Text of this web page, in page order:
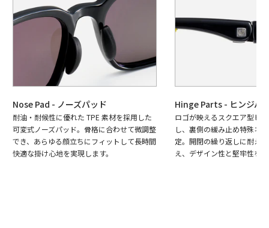
Nose Pad - ノーズパッド
耐油・耐候性に優れた TPE 素材を採用した
可変式ノーズパッド。骨格に合わせて微調整
でき、あらゆる顔立ちにフィットして長時間
快適な掛け心地を実現します。
Hinge Parts - ヒンジパ
ロゴが映えるスクエア型ヒ
し、裏側の緩み止め特殊ネ
定。開閉の繰り返しに耐え
え、デザイン性と堅牢性を